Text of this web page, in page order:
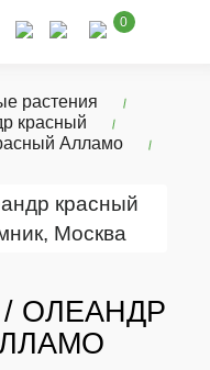
0
растения
красный
Алламо
ОЛЕАНДР